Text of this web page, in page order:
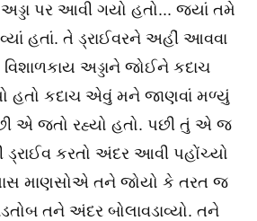
અડ્ડા પર આવી ગયો હતો... જ્યાં તમે
હતાં. તે ડ્રાઈવરને અહીં આવવા
અડ્ડાને જોઈને કદાચ
હતો કદાચ એવું મને જાણવાં મળ્યું
એ જતો રહ્યો હતો. પછી તું એ જ
ડ્રાઈવ કરતો અંદર આવી પહોંચ્યો
માણસોએ તને જોયો કે તરત જ
તને અંદર બોલાવડાવ્યો. તને